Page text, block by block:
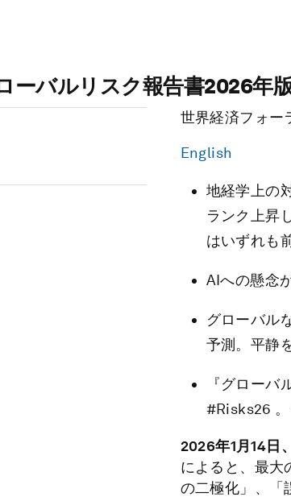
ーバルリスク報告書2026年
世界経済フォ
English
地経学上の
ランク上昇
はいずれも
AIへの懸念
グローバル
予測。平静
『グローバ
#Risks26
2026年1月14日
によると、最大
の二極化」、「